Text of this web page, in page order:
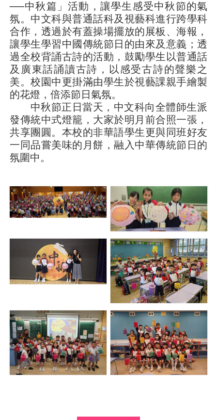
──中秋篇」活動，讓學生感受中秋節的氣
氛。中文科與普通話科及視藝科進行跨學科
合作，透過於有蓋操場擺放的展板、海報，
讓學生學習中國傳統節日的由來及意義；透
過全校背誦古詩的活動，鼓勵學生以普通話
及廣東話誦讀古詩，以感受古詩的聲樂之
美。校園中更掛滿由學生於視藝課親手繪製
的花燈，倍添節日氣氛。
中秋節正日當天，中文科向全體師生派
發傳統中式燈籠，大家於明月前合照一張，
共享團圓。本校的非華語學生更與同班好友
一同品嘗美味的月餅，融入中華傳統節日的
氛圍中。